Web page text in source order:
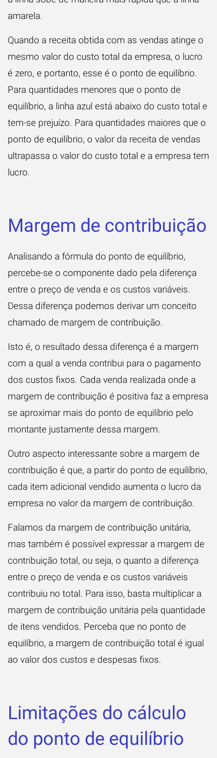
amarela.
Quando a receita obtida com as vendas atinge o
mesmo valor do custo total da empresa, o lucro
é zero, e portanto, esse é o ponto de equilíbrio.
Para quantidades menores que o ponto de
equilíbrio, a linha azul está abaixo do custo total e
tem-se prejuízo. Para quantidades maiores que o
ponto de equilíbrio, o valor da receita de vendas
ultrapassa o valor do custo total e a empresa tem
lucro.
Margem de contribuição
Analisando a fórmula do ponto de equilíbrio,
percebe-se o componente dado pela diferença
entre o preço de venda e os custos variáveis.
Dessa diferença podemos derivar um conceito
chamado de margem de contribuição.
Isto é, o resultado dessa diferença é a margem
com a qual a venda contribui para o pagamento
dos custos fixos. Cada venda realizada onde a
margem de contribuição é positiva faz a empresa
se aproximar mais do ponto de equilíbrio pelo
montante justamente dessa margem.
Outro aspecto interessante sobre a margem de
contribuição é que, a partir do ponto de equilíbrio,
cada item adicional vendido aumenta o lucro da
empresa no valor da margem de contribuição.
Falamos da margem de contribuição unitária,
mas também é possível expressar a margem de
contribuição total, ou seja, o quanto a diferença
entre o preço de venda e os custos variáveis
contribuiu no total. Para isso, basta multiplicar a
margem de contribuição unitária pela quantidade
de itens vendidos. Perceba que no ponto de
equilíbrio, a margem de contribuição total é igual
ao valor dos custos e despesas fixos.
Limitações do cálculo
do ponto de equilíbrio